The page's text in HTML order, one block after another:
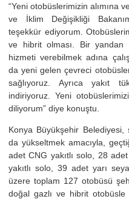
“Yeni otobüslerimizin alımına
ve İklim Değişikliği
teşekkür ediyorum.
ve hibrit olması. Bir yandan
hizmeti verebilmek adına
da yeni gelen çevreci
sağlıyoruz. Ayrıca yakıt
indiriyoruz. Yeni
diliyorum” diye konuştu.
Konya Büyükşehir Belediyesi,
da yükseltmek amacıyla,
adet CNG yakıtlı solo, 28
yakıtlı solo, 39 adet yarı
üzere toplam 127 otobüsü
doğal gazlı ve hibrit otobüsle